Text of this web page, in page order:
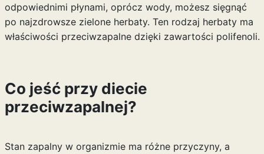
odpowiednimi płynami, oprócz wody, możesz sięgnąć
po najzdrowsze zielone herbaty. Ten rodzaj herbaty ma
właściwości przeciwzapalne dzięki zawartości polifenoli.
Co jeść przy diecie
przeciwzapalnej?
Stan zapalny w organizmie ma różne przyczyny, a